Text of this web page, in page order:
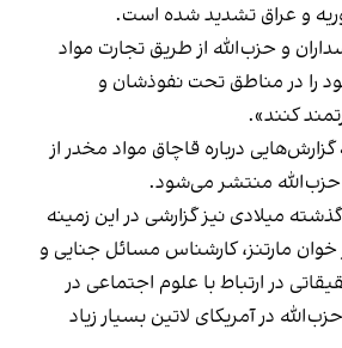
و عراق تشدید شده است.
و حزب‌الله از طریق تجارت مواد
را در مناطق تحت نفوذشان و
کنند».
درباره قاچاق مواد مخدر از
منتشر می‌شود.
میلادی نیزگزارشی در این زمینه
خوان مارتنز، کارشناس مسائل جنایی و
در ارتباط با علوم اجتماعی در
در آمریکای لاتین بسیار زیاد